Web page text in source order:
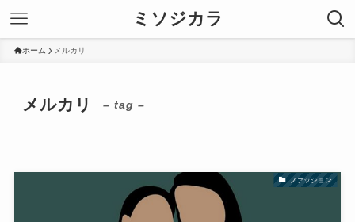
ミソジカラ
ホーム メルカリ
メルカリ – tag –
ファッション